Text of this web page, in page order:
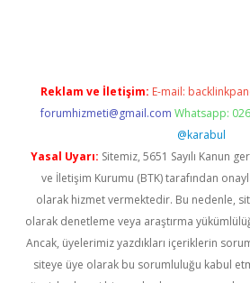
Reklam ve İletişim: E-mail:
forumhizmeti@gmail.com Whatsapp:
@karabul
Yasal Uyarı: Sitemiz, 5651 Sayılı Kanun
ve İletişim Kurumu (BTK) tarafından
olarak hizmet vermektedir. Bu nedenle,
olarak denetleme veya araştırma
Ancak, üyelerimiz yazdıkları içeriklerin
siteye üye olarak bu sorumluluğu kabul